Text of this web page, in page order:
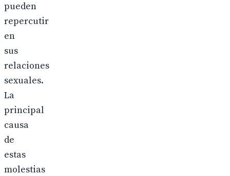
pueden
repercutir
en
sus
relaciones
sexuales.
La
principal
causa
de
estas
molestias